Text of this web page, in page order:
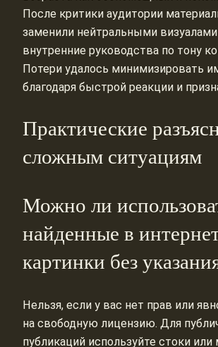
После критики аудитории
заменили нейтральными
внутренние руководства по тону
Потери удалось минимизировать
благодаря быстрой реакции и
Практические
сложным ситуациям
Можно ли
найденные в
картинки без
Нельзя, если у вас нет прав или
на свободную лицензию. Для
публикаций используйте стоки